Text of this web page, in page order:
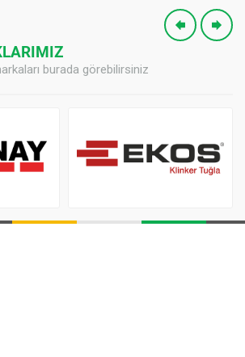
burada görebilirsiniz